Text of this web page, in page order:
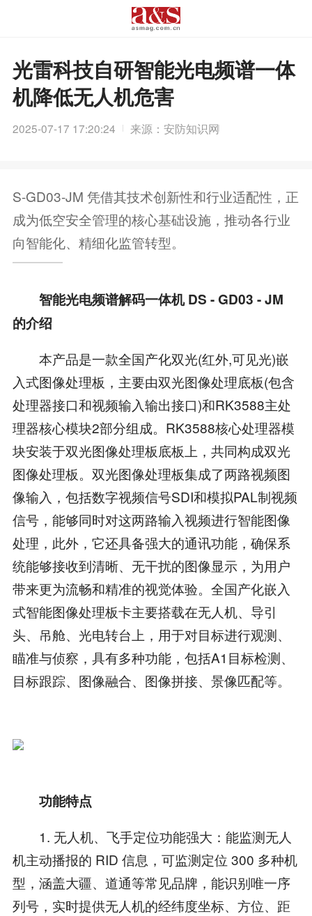
光雷科技自研智能光电频谱一体
机降低无人机危害
2025-07-17 17:20:24 来源：安防知识网
S-GD03-JM 凭借其技术创新性和行业适配性，正
成为低空安全管理的核心基础设施，推动各行业
向智能化、精细化监管转型。
智能光电频谱解码一体机 DS - GD03 - JM
的介绍
本产品是一款全国产化双光(红外,可见光)嵌
入式图像处理板，主要由双光图像处理底板(包含
处理器接口和视频输入输出接口)和RK3588主处
理器核心模块2部分组成。RK3588核心处理器模
块安装于双光图像处理板底板上，共同构成双光
图像处理板。双光图像处理板集成了两路视频图
像输入，包括数字视频信号SDI和模拟PAL制视频
信号，能够同时对这两路输入视频进行智能图像
处理，此外，它还具备强大的通讯功能，确保系
统能够接收到清晰、无干扰的图像显示，为用户
带来更为流畅和精准的视觉体验。全国产化嵌入
式智能图像处理板卡主要搭载在无人机、导引
头、吊舱、光电转台上，用于对目标进行观测、
瞄准与侦察，具有多种功能，包括A1目标检测、
目标跟踪、图像融合、图像拼接、景像匹配等。
功能特点
1. 无人机、飞手定位功能强大：能监测无人
机主动播报的 RID 信息，可监测定位 300 多种机
型，涵盖大疆、道通等常见品牌，能识别唯一序
列号，实时提供无人机的经纬度坐标、方位、距